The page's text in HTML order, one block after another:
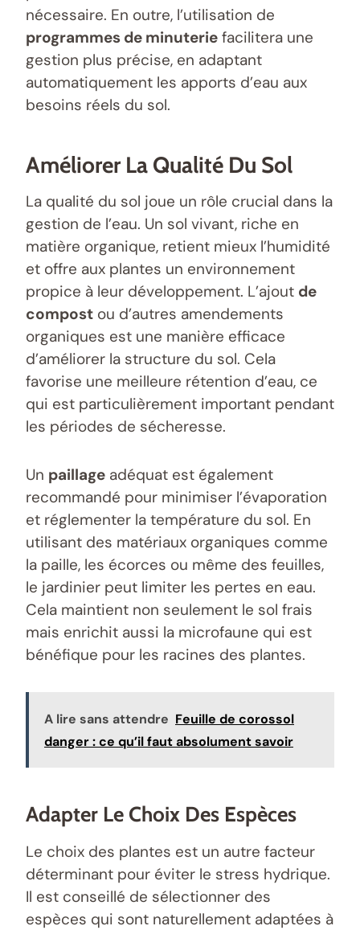
nécessaire. En outre, l’utilisation de
programmes de minuterie facilitera une
gestion plus précise, en adaptant
automatiquement les apports d’eau aux
besoins réels du sol.
Améliorer La Qualité Du Sol
La qualité du sol joue un rôle crucial dans la
gestion de l’eau. Un sol vivant, riche en
matière organique, retient mieux l’humidité
et offre aux plantes un environnement
propice à leur développement. L’ajout de
compost ou d’autres amendements
organiques est une manière efficace
d’améliorer la structure du sol. Cela
favorise une meilleure rétention d’eau, ce
qui est particulièrement important pendant
les périodes de sécheresse.
Un paillage adéquat est également
recommandé pour minimiser l’évaporation
et réglementer la température du sol. En
utilisant des matériaux organiques comme
la paille, les écorces ou même des feuilles,
le jardinier peut limiter les pertes en eau.
Cela maintient non seulement le sol frais
mais enrichit aussi la microfaune qui est
bénéfique pour les racines des plantes.
A lire sans attendre Feuille de corossol
danger : ce qu’il faut absolument savoir
Adapter Le Choix Des Espèces
Le choix des plantes est un autre facteur
déterminant pour éviter le stress hydrique.
Il est conseillé de sélectionner des
espèces qui sont naturellement adaptées à